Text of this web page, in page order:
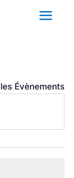
Évènements